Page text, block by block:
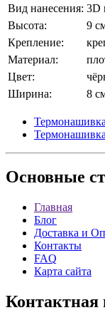
Вид нанесения: 3D
Высота:
9
Крепление:
Материал:
Цвет:
Ширина:
8
Основные
Главная
Блог
Доставка и
Контакты
FAQ
Карта сайта
Контактная